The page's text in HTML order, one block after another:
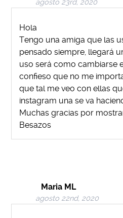
agosto 23rd, 2020
Hola
Tengo una amiga que las
pensado siempre, llegará
uso será como cambiarse
confieso que no me
que tal me veo con ellas
instagram una se va
Muchas gracias por
Besazos
Maria ML
agosto 22nd, 2020